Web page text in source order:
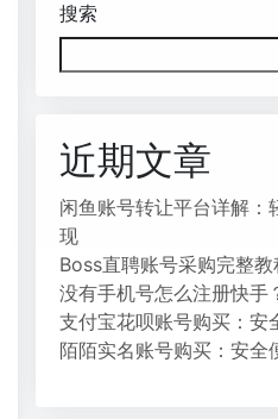
搜索
近期文章
闲鱼账号转让平台详解：
现
Boss直聘账号采购完整
没有手机号怎么注册快手
支付宝花呗账号购买：安
陌陌实名账号购买：安全